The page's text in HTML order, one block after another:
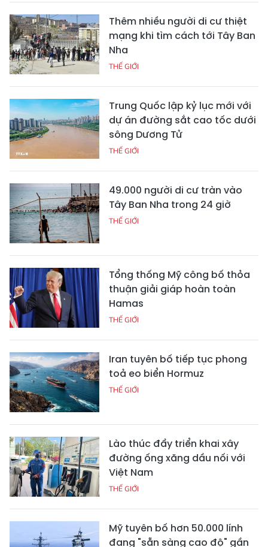
Thêm nhiều người di cư thiệt
mạng khi tìm cách tới Tây Ban
Nha
THẾ GIỚI
Trung Quốc lập kỷ lục mới với
dự án đường sắt cao tốc dưới
sông Dương Tử
THẾ GIỚI
49.000 người di cư tràn vào
Tây Ban Nha trong 24 giờ
THẾ GIỚI
Tổng thống Mỹ công bố thỏa
thuận giải giáp hoàn toàn
Hamas
THẾ GIỚI
Iran tuyên bố tiếp tục phong
toả eo biển Hormuz
THẾ GIỚI
Lào thúc đẩy triển khai xây
đường ống xăng dầu nối với
Việt Nam
THẾ GIỚI
Mỹ tuyên bố hơn 50.000 lính
đang "sẵn sàng cao độ" gần